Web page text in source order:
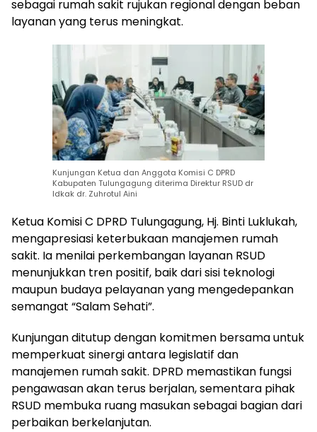
sebagai rumah sakit rujukan regional dengan beban
layanan yang terus meningkat.
Kunjungan Ketua dan Anggota Komisi C DPRD
Kabupaten Tulungagung diterima Direktur RSUD dr
Idkak dr. Zuhrotul Aini
Ketua Komisi C DPRD Tulungagung, Hj. Binti Luklukah,
mengapresiasi keterbukaan manajemen rumah
sakit. Ia menilai perkembangan layanan RSUD
menunjukkan tren positif, baik dari sisi teknologi
maupun budaya pelayanan yang mengedepankan
semangat “Salam Sehati”.
Kunjungan ditutup dengan komitmen bersama untuk
memperkuat sinergi antara legislatif dan
manajemen rumah sakit. DPRD memastikan fungsi
pengawasan akan terus berjalan, sementara pihak
RSUD membuka ruang masukan sebagai bagian dari
perbaikan berkelanjutan.